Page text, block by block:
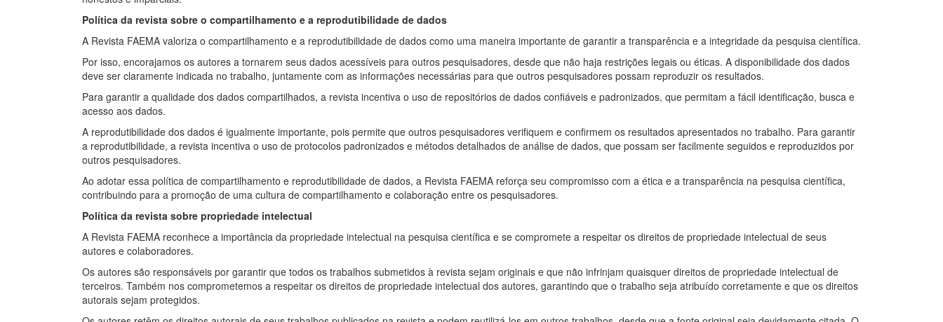
Política da revista sobre o compartilhamento e a reprodutibilidade de dados
A Revista FAEMA valoriza o compartilhamento e a reprodutibilidade de dados como uma maneira importante de garantir a transparência e a integridade da pesquisa científica.
Por isso, encorajamos os autores a tornarem seus dados acessíveis para outros pesquisadores, desde que não haja restrições legais ou éticas. A disponibilidade dos dados
deve ser claramente indicada no trabalho, juntamente com as informações necessárias para que outros pesquisadores possam reproduzir os resultados.
Para garantir a qualidade dos dados compartilhados, a revista incentiva o uso de repositórios de dados confiáveis e padronizados, que permitam a fácil identificação, busca e
acesso aos dados.
A reprodutibilidade dos dados é igualmente importante, pois permite que outros pesquisadores verifiquem e confirmem os resultados apresentados no trabalho. Para garantir
a reprodutibilidade, a revista incentiva o uso de protocolos padronizados e métodos detalhados de análise de dados, que possam ser facilmente seguidos e reproduzidos por
outros pesquisadores.
Ao adotar essa política de compartilhamento e reprodutibilidade de dados, a Revista FAEMA reforça seu compromisso com a ética e a transparência na pesquisa científica,
contribuindo para a promoção de uma cultura de compartilhamento e colaboração entre os pesquisadores.
Política da revista sobre propriedade intelectual
A Revista FAEMA reconhece a importância da propriedade intelectual na pesquisa científica e se compromete a respeitar os direitos de propriedade intelectual de seus
autores e colaboradores.
Os autores são responsáveis por garantir que todos os trabalhos submetidos à revista sejam originais e que não infrinjam quaisquer direitos de propriedade intelectual de
terceiros. Também nos comprometemos a respeitar os direitos de propriedade intelectual dos autores, garantindo que o trabalho seja atribuído corretamente e que os direitos
autorais sejam protegidos.